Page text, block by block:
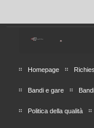
Homepage
Bandi e gare
Politica della qualità